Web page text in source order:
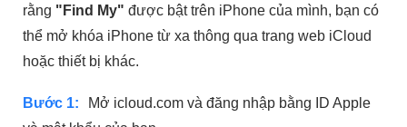
rằng "Find My" được bật trên iPhone của mình, bạn có
thể mở khóa iPhone từ xa thông qua trang web iCloud
hoặc thiết bị khác.
Bước 1:
Mở icloud.com và đăng nhập bằng ID Apple